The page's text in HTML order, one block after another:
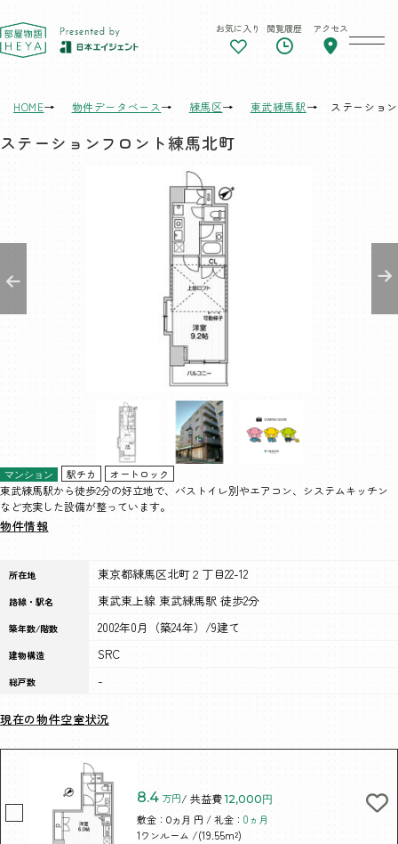
東京 部屋物語 お気に入り 閲覧履歴 アクセス
HOME 物件データベース 練馬区 東武練馬駅 ステーショ
ステーションフロント練馬北町
マンション 駅チカ オートロック
東武練馬駅から徒歩2分の好立地で、バストイレ別やエアコン、システムキッチン
など充実した設備が整っています。
物件情報
所在地 東京都練馬区北町２丁目22-12
路線・駅名 東武東上線 東武練馬駅 徒歩2分
築年数/階数 2002年0月（築24年）/9建て
建物構造 SRC
総戸数 -
現在の物件空室状況
8.4 万円/ 共益費 12,000円
敷金：0ヵ月 円 / 礼金：0ヵ月
1ワンルーム /(19.55m²)